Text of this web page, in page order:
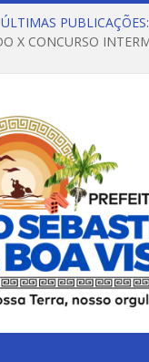
ÚLTIMAS PUBLICAÇÕES: